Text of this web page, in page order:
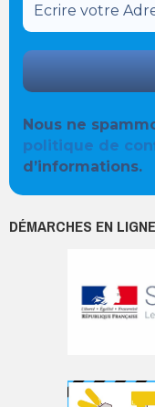
Nous ne
politique de
d’informations.
DÉMARCHES EN LIGNE